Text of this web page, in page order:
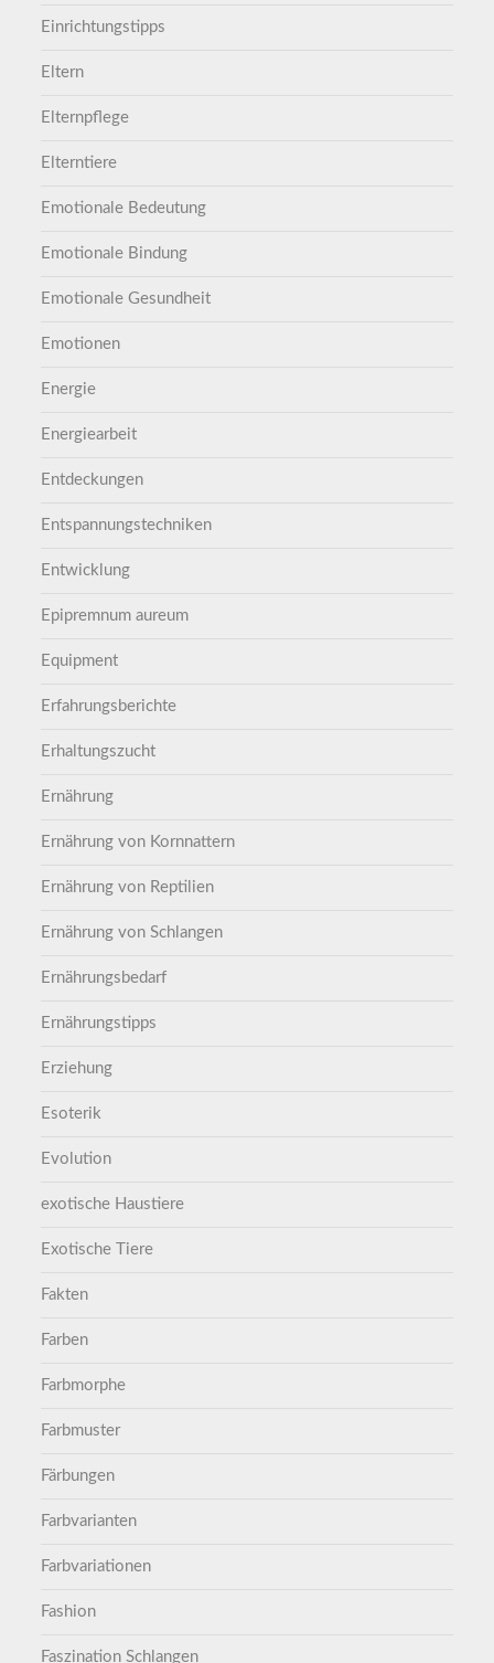
Einrichtungstipps
Eltern
Elternpflege
Elterntiere
Emotionale Bedeutung
Emotionale Bindung
Emotionale Gesundheit
Emotionen
Energie
Energiearbeit
Entdeckungen
Entspannungstechniken
Entwicklung
Epipremnum aureum
Equipment
Erfahrungsberichte
Erhaltungszucht
Ernährung
Ernährung von Kornnattern
Ernährung von Reptilien
Ernährung von Schlangen
Ernährungsbedarf
Ernährungstipps
Erziehung
Esoterik
Evolution
exotische Haustiere
Exotische Tiere
Fakten
Farben
Farbmorphe
Farbmuster
Färbungen
Farbvarianten
Farbvariationen
Fashion
Faszination Schlangen